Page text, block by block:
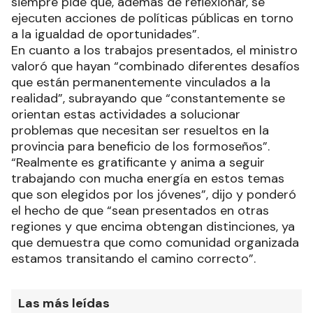
ejecuten acciones de políticas públicas en torno
a la igualdad de oportunidades”.
En cuanto a los trabajos presentados, el ministro
valoró que hayan “combinado diferentes desafíos
que están permanentemente vinculados a la
realidad”, subrayando que “constantemente se
orientan estas actividades a solucionar
problemas que necesitan ser resueltos en la
provincia para beneficio de los formoseños”.
“Realmente es gratificante y anima a seguir
trabajando con mucha energía en estos temas
que son elegidos por los jóvenes”, dijo y ponderó
el hecho de que “sean presentados en otras
regiones y que encima obtengan distinciones, ya
que demuestra que como comunidad organizada
estamos transitando el camino correcto”.
Las más leídas